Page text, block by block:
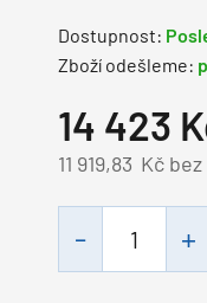
Dostupnost:
Zboží odešleme:
14 423
Kč bez
11 919,83